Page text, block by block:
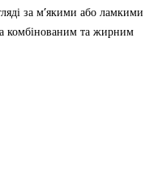
за м’якими або ламкими
комбінованим та жирним